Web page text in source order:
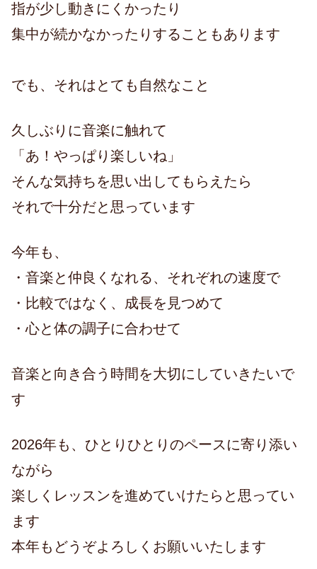
指が少し動きにくかったり
集中が続かなかったりすることもあります
でも、それはとても自然なこと
久しぶりに音楽に触れて
「あ！やっぱり楽しいね」
そんな気持ちを思い出してもらえたら
それで十分だと思っています
今年も、
・音楽と仲良くなれる、それぞれの速度で
・比較ではなく、成長を見つめて
・心と体の調子に合わせて
音楽と向き合う時間を大切にしていきたいで
す
2026年も、ひとりひとりのペースに寄り添い
ながら
楽しくレッスンを進めていけたらと思ってい
ます
本年もどうぞよろしくお願いいたします